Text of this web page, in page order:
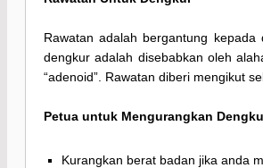
Rawatan adalah bergantung
dengkur adalah disebabkan oleh
“adenoid”. Rawatan diberi mengikut
Petua untuk Mengurangkan
Kurangkan berat badan jika anda